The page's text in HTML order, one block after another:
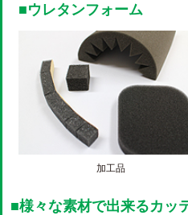
■ウレタンフォーム
加工品
■様々な素材で出来るカッ